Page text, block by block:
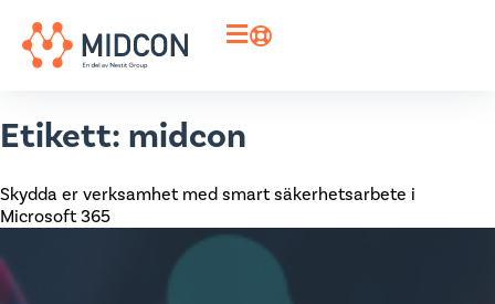
Etikett: midcon
Skydda er verksamhet med smart säkerhetsarbete i
Microsoft 365